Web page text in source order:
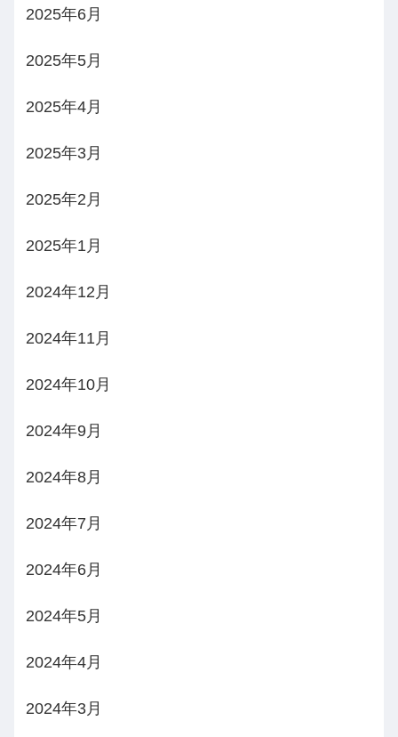
2025年6月
2025年5月
2025年4月
2025年3月
2025年2月
2025年1月
2024年12月
2024年11月
2024年10月
2024年9月
2024年8月
2024年7月
2024年6月
2024年5月
2024年4月
2024年3月